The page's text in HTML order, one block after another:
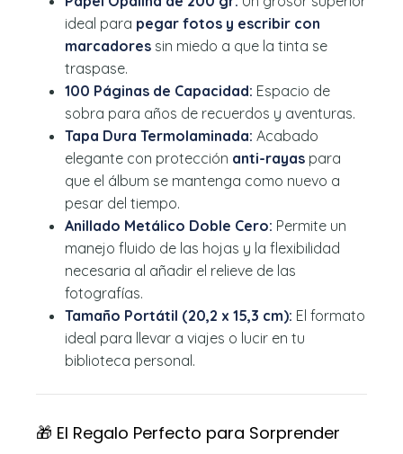
ideal para pegar fotos y escribir con
marcadores sin miedo a que la tinta se
traspase.
100 Páginas de Capacidad: Espacio de
sobra para años de recuerdos y aventuras.
Tapa Dura Termolaminada: Acabado
elegante con protección anti-rayas para
que el álbum se mantenga como nuevo a
pesar del tiempo.
Anillado Metálico Doble Cero: Permite un
manejo fluido de las hojas y la flexibilidad
necesaria al añadir el relieve de las
fotografías.
Tamaño Portátil (20,2 x 15,3 cm): El formato
ideal para llevar a viajes o lucir en tu
biblioteca personal.
🎁 El Regalo Perfecto para Sorprender